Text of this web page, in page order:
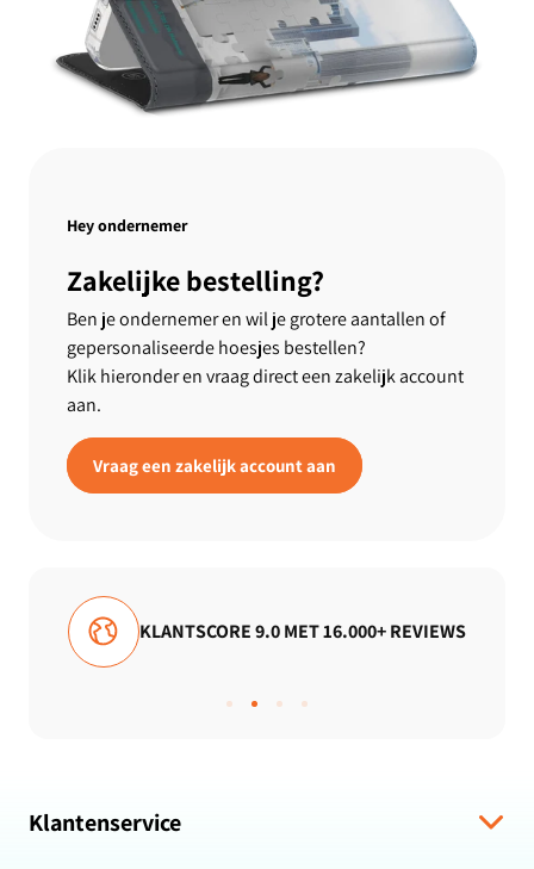
Hey ondernemer
Zakelijke bestelling?
Ben je ondernemer en wil je grotere aantallen of
gepersonaliseerde hoesjes bestellen?
Klik hieronder en vraag direct een zakelijk account
aan.
Vraag een zakelijk account aan
9.0 MET 16.000+ REVIEWS
Klantenservice